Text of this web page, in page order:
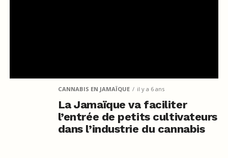
CANNABIS EN JAMAÏQUE il y a 6 ans
La Jamaïque va faciliter
l’entrée de petits cultivateurs
dans l’industrie du cannabis